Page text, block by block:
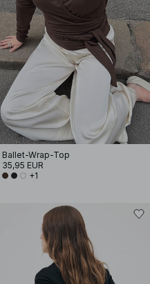
Ballet-Wrap-Top
35,95 EUR
+1